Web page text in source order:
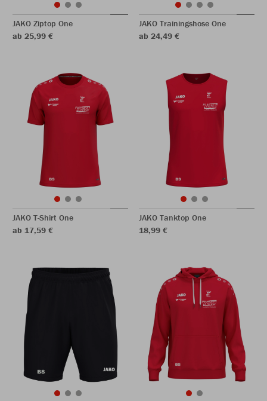
JAKO Ziptop One
ab 25,99 €
JAKO Trainingshose One
ab 24,49 €
JAKO T-Shirt One
ab 17,59 €
JAKO Tanktop One
18,99 €